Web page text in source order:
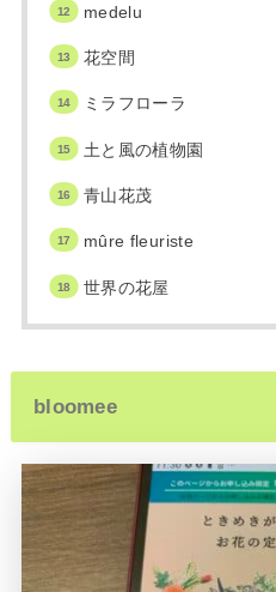
medelu
花空間
ミラフローラ
土と風の植物園
青山花茂
mûre fleuriste
世界の花屋
bloomee